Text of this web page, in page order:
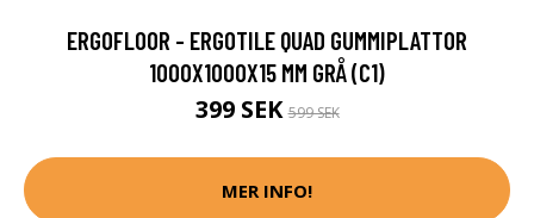
ERGOFLOOR - ERGOTILE QUAD GUMMIPLATTOR
1000X1000X15 MM GRÅ (C1)
399 SEK599 SEK
MER INFO!